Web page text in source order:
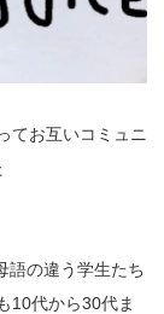
てお互いコミュニ
語の違う学生たち
10代から30代ま